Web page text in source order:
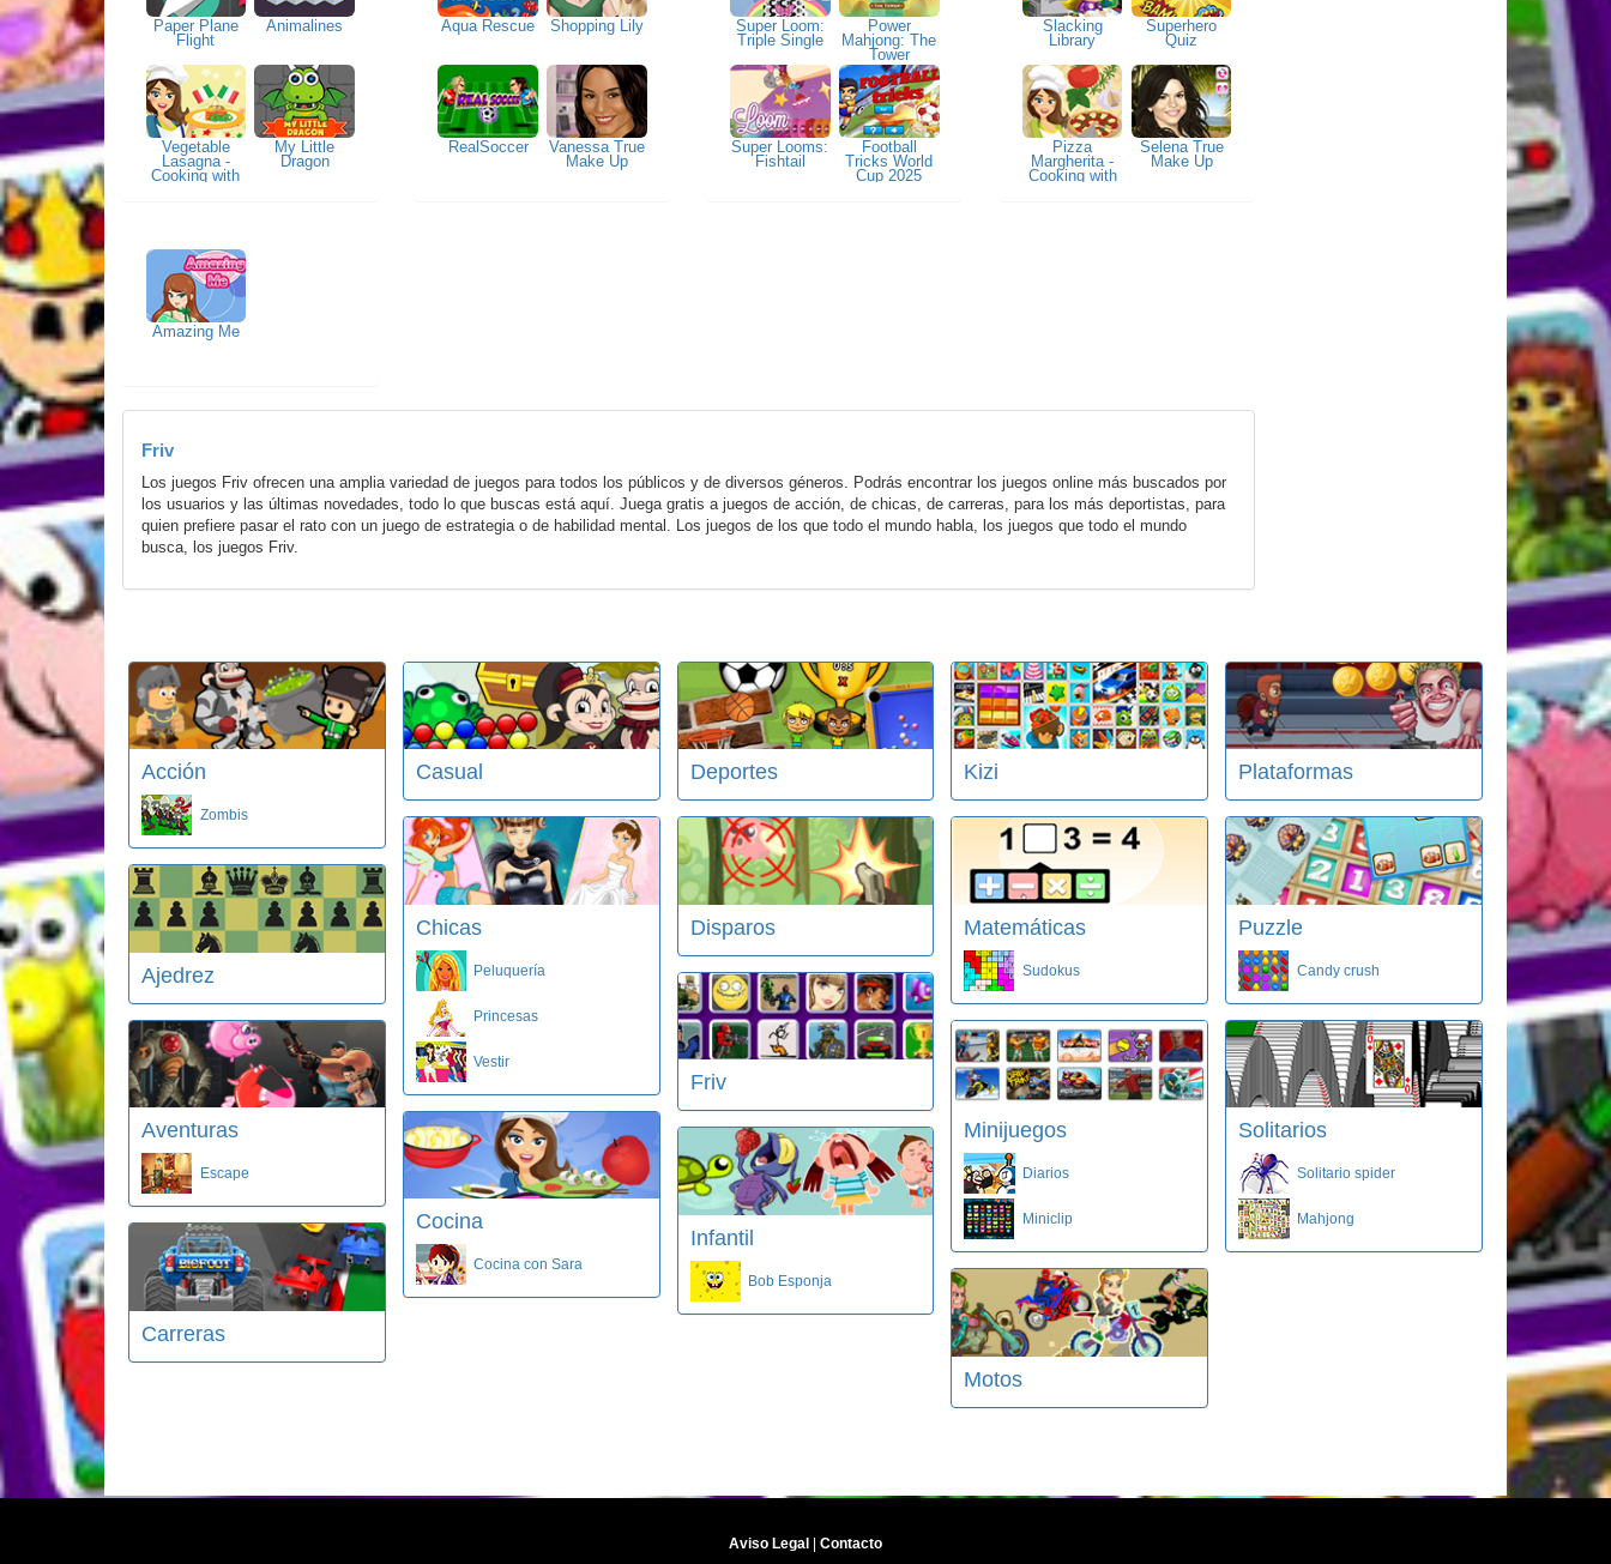
Paper Plane
Flight
Animalines
Vegetable
Lasagna -
Cooking with
My Little
Dragon
Aqua Rescue Shopping Lily
RealSoccer
Vanessa True
Make Up
Super Loom:
Triple Single
Power
Mahjong: The
Tower
Super Looms:
Fishtail
Football
Tricks World
Cup 2025
Slacking
Library
Superhero
Quiz
Pizza
Margherita -
Cooking with
Selena True
Make Up
Amazing Me
Friv
Los juegos Friv ofrecen una amplia variedad de juegos para todos los públicos y de diversos géneros. Podrás encontrar los juegos online más buscados por
los usuarios y las últimas novedades, todo lo que buscas está aquí. Juega gratis a juegos de acción, de chicas, de carreras, para los más deportistas, para
quien prefiere pasar el rato con un juego de estrategia o de habilidad mental. Los juegos de los que todo el mundo habla, los juegos que todo el mundo
busca, los juegos Friv.
Acción
Zombis
Ajedrez
Aventuras
Escape
Carreras
Casual
Chicas
Peluquería
Princesas
Vestir
Cocina
Cocina con Sara
Deportes
Disparos
Friv
Infantil
Bob Esponja
Kizi
Matemáticas
Sudokus
Minijuegos
Diarios
Miniclip
Motos
Plataformas
Puzzle
Candy crush
Solitarios
Solitario spider
Mahjong
Aviso Legal Contacto